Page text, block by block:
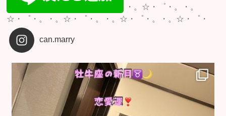
・。☆・゜・。・。
☆・゜・。・。☆・゜・。・。☆・゜・。・。☆・゜・
can.marry